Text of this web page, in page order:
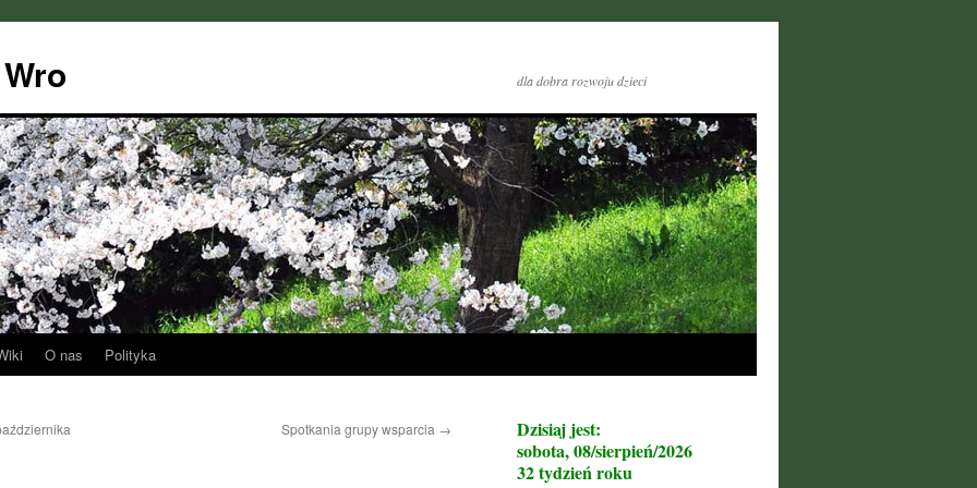
dla dobra rozwoju dzieci
O nas Polityka
Spotkania grupy wsparcia →
Dzisiaj jest:
sobota, 08/sierpień/2026
32 tydzień roku